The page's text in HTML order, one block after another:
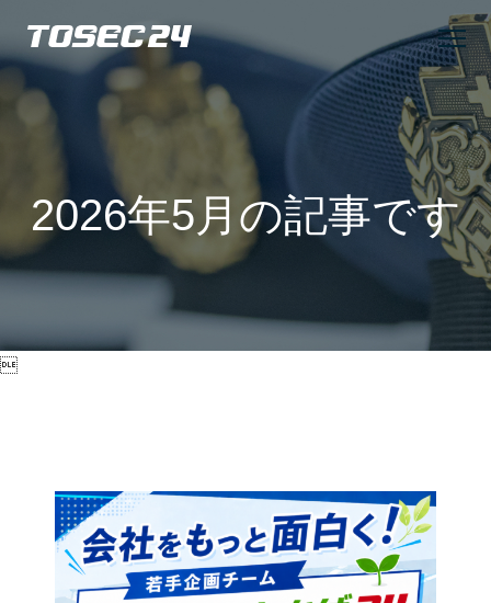
TOSEC24
2026年5月の記事です
